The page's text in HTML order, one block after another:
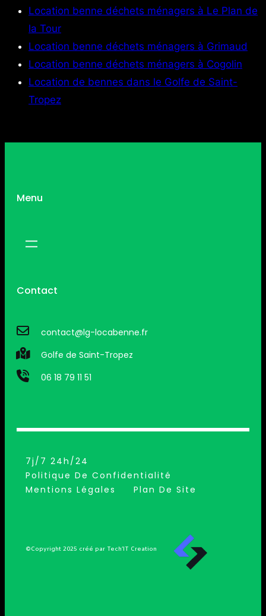
Location benne déchets ménagers à Le Plan de
la Tour
Location benne déchets ménagers à Grimaud
Location benne déchets ménagers à Cogolin
Location de bennes dans le Golfe de Saint-
Tropez
Menu
Contact
contact@lg-locabenne.fr
Golfe de Saint-Tropez
06 18 79 11 51
7j/7 24h/24
Politique De Confidentialité
Mentions Légales
Plan De Site
©Copyright 2025 créé par Tech’IT Creation